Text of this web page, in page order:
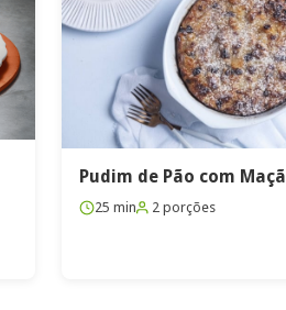
Pudim de Pão com Maçã
25 min 2 porções